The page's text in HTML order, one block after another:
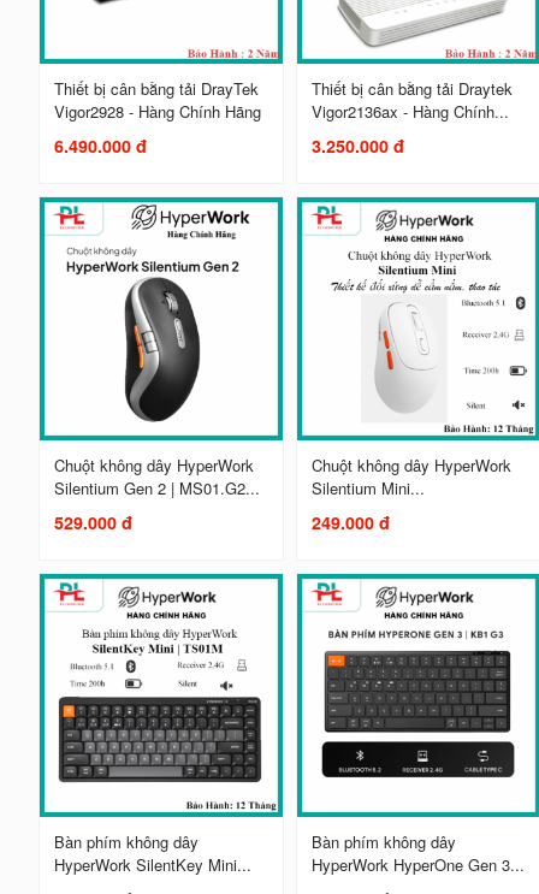
Thiết bị cân bằng tải DrayTek
Vigor2928 - Hàng Chính Hãng
6.490.000 đ
Thiết bị cân bằng tải Draytek
Vigor2136ax - Hàng Chính...
3.250.000 đ
Chuột không dây HyperWork
Silentium Gen 2 | MS01.G2...
529.000 đ
Chuột không dây HyperWork
Silentium Mini...
249.000 đ
Bàn phím không dây
HyperWork SilentKey Mini...
Bàn phím không dây
HyperWork HyperOne Gen 3...